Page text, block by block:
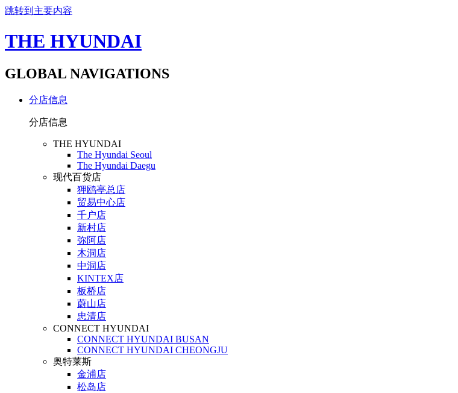
跳转到主要内容
THE HYUNDAI
GLOBAL NAVIGATIONS
分店信息
分店信息
THE HYUNDAI
The Hyundai Seoul
The Hyundai Daegu
现代百货店
狎鸥亭总店
贸易中心店
千户店
新村店
弥阿店
木洞店
中洞店
KINTEX店
板桥店
蔚山店
忠清店
CONNECT HYUNDAI
CONNECT HYUNDAI BUSAN
CONNECT HYUNDAI CHEONGJU
奥特莱斯
金浦店
松岛店